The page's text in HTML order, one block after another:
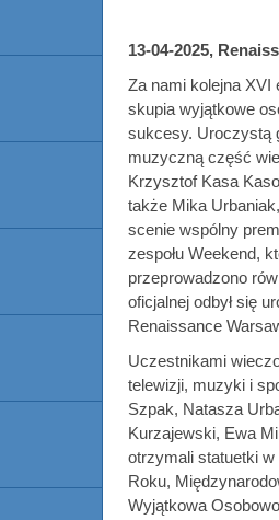
13-04-2025,
Za nami kolejna XVI
skupia wyjątkowe
sukcesy. Uroczystą
muzyczną część
Krzysztof Kasa
także Mika
scenie wspólny
zespołu Weekend,
przeprowadzono
oficjalnej odbył się
Renaissance
Uczestnikami
telewizji, muzyki i
Szpak, Natasza
Kurzajewski, Ewa
otrzymali statuetki
Roku,
Wyjątkowa